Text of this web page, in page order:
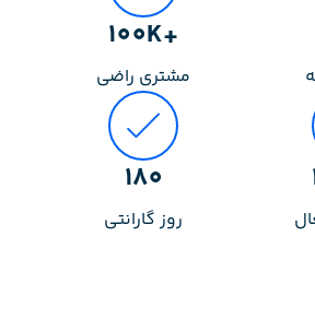
+100K
مشتری راضی
180
روز گارانتی